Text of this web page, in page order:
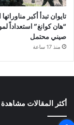
تايوان تبدأ أكبر
“هان كوانغ” استعداداً
صيني محتمل
منذ 17 ساعة
أكثر المقالات مشاهدة